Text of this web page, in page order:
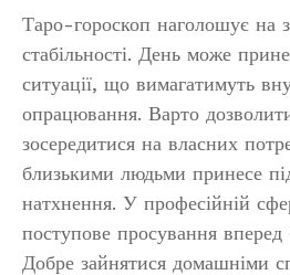
Таро-гороскоп наголошує на
стабільності. День може
ситуації, що вимагатимуть
опрацювання. Варто
зосередитися на власних
близькими людьми принесе
натхнення. У професійній
поступове просування вперед
Добре зайнятися домашніми